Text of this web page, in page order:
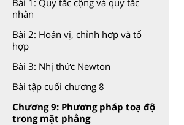
Bài 1: Quy tắc cộng và quy tắc
nhân
Bài 2: Hoán vị, chỉnh hợp và tổ
hợp
Bài 3: Nhị thức Newton
Bài tập cuối chương 8
Chương 9: Phương pháp toạ độ
trong mặt phẳng